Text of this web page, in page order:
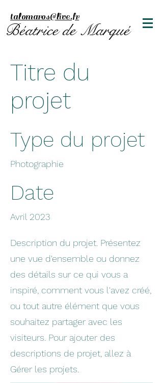
Béatrice de Marqué
talomaros@live.fr
Titre du
projet
Type du projet
Photographie
Date
Avril 2023
Description du projet. Présentez
une vue d'ensemble ou donnez
des détails sur ce qui vous a
inspiré, comment vous l'avez créé,
ou tout autre élément que vous
souhaitez partager avec les
visiteurs. Pour ajouter des
descriptions de projet, allez à
Gérer les projets.